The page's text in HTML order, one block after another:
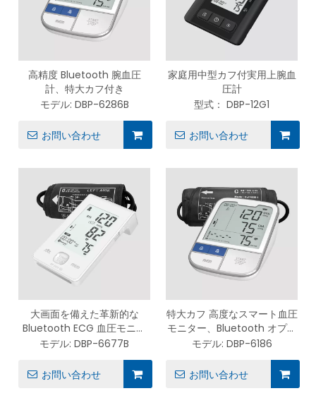
高精度 Bluetooth 腕血圧
計、特大カフ付き
モデル: DBP-6286B
お問い合わせ
家庭用中型カフ付実用上腕血
圧計
型式： DBP-12G1
お問い合わせ
大画面を備えた革新的な
Bluetooth ECG 血圧モニタ
ー DBP-6677B
モデル: DBP-6677B
お問い合わせ
特大カフ 高度なスマート血圧
モニター、Bluetooth オプシ
ョン DBP-6186
モデル: DBP-6186
お問い合わせ